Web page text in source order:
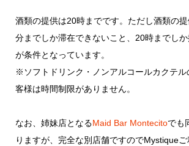
酒類の提供は20時までです。ただし酒類の
分までしか滞在できないこと、20時までし
が条件となっています。
※ソフトドリンク・ノンアルコールカクテル
客様は時間制限がありません。
なお、姉妹店となるMaid Bar Montecitoでも
りますが、完全な別店舗ですのでMystiqueご